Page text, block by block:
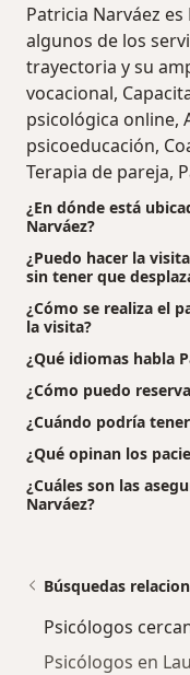
Patricia Narváez
algunos de los
trayectoria y su
vocacional,
psicológica online,
psicoeducación,
Terapia de pareja,
¿En dónde está
Narváez?
¿Puedo hacer la
sin tener que
¿Cómo se realiza el
la visita?
¿Qué idiomas habla
¿Cómo puedo
¿Cuándo podría
¿Qué opinan los
¿Cuáles son las
Narváez?
Búsquedas
Psicólogos
Psicólogos en